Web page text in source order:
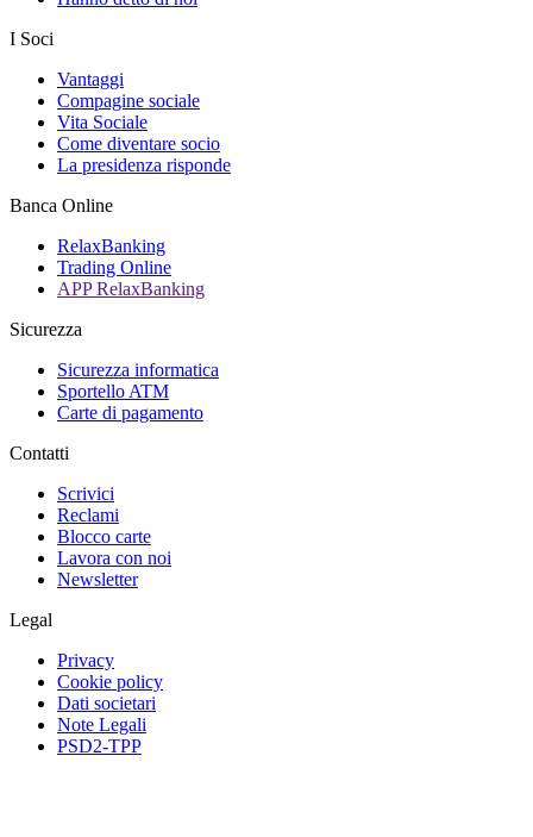
I Soci
Vantaggi
Compagine sociale
Vita Sociale
Come diventare socio
La presidenza risponde
Banca Online
RelaxBanking
Trading Online
APP RelaxBanking
Sicurezza
Sicurezza informatica
Sportello ATM
Carte di pagamento
Contatti
Scrivici
Reclami
Blocco carte
Lavora con noi
Newsletter
Legal
Privacy
Cookie policy
Dati societari
Note Legali
PSD2-TPP